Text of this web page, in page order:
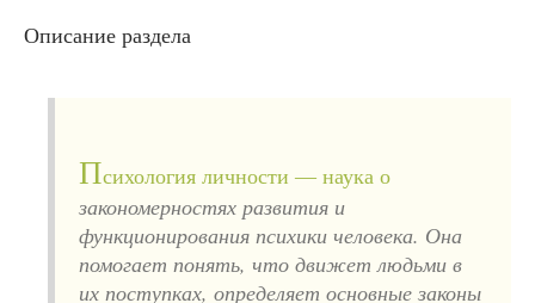
Описание раздела
Психология личности — наука о
закономерностях развития и
функционирования психики человека. Она
помогает понять, что движет людьми в
их поступках, определяет основные законы